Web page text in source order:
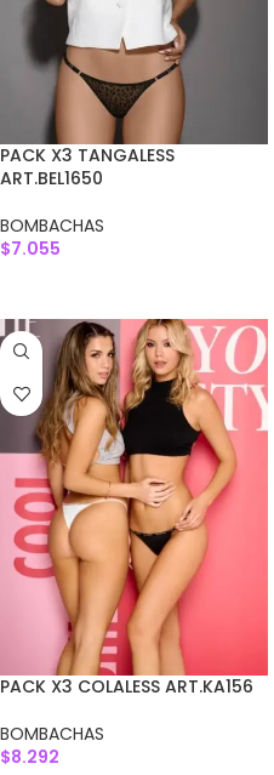
PACK X3 TANGALESS
ART.BEL1650
BOMBACHAS
$7.055
PACK X3 COLALESS ART.KA156
BOMBACHAS
$8.292